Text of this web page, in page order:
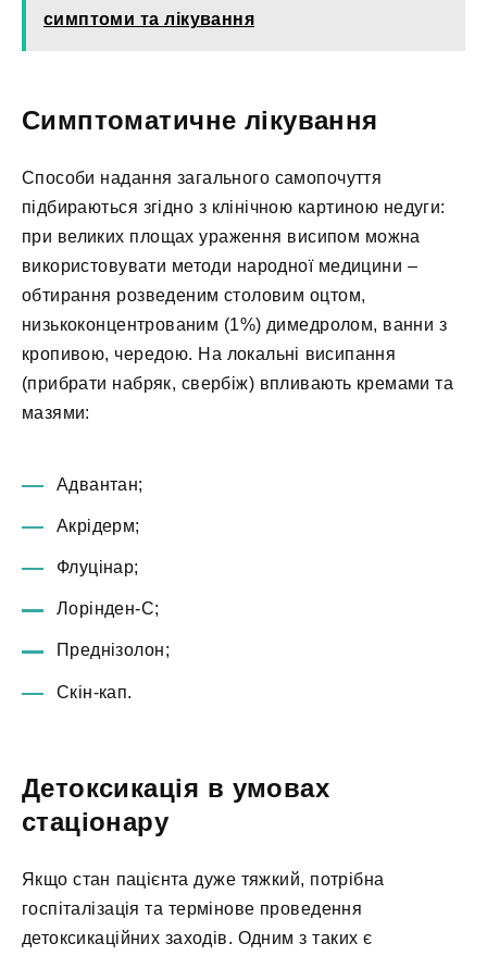
симптоми та лікування
Симптоматичне лікування
Способи надання загального самопочуття
підбираються згідно з клінічною картиною недуги:
при великих площах ураження висипом можна
використовувати методи народної медицини –
обтирання розведеним столовим оцтом,
низькоконцентрованим (1%) димедролом, ванни з
кропивою, чередою. На локальні висипання
(прибрати набряк, свербіж) впливають кремами та
мазями:
Адвантан;
Акрідерм;
Флуцінар;
Лорінден-С;
Преднізолон;
Скін-кап.
Детоксикація в умовах
стаціонару
Якщо стан пацієнта дуже тяжкий, потрібна
госпіталізація та термінове проведення
детоксикаційних заходів. Одним з таких є